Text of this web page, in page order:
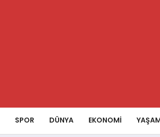
SPOR DÜNYA EKONOMİ